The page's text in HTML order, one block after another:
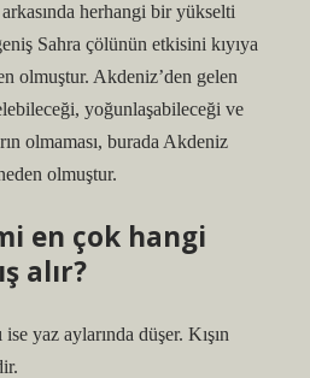
arkasında herhangi bir yükselti
Sahra çölünün etkisini kıyıya
olmuştur. Akdeniz’den gelen
yoğunlaşabileceği ve
olmaması, burada Akdeniz
olmuştur.
en çok hangi
alır?
ise yaz aylarında düşer. Kışın